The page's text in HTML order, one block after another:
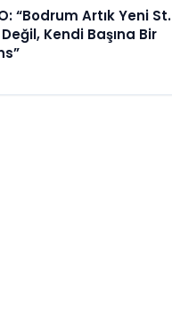
“Bodrum Artık Yeni St.
Kendi Başına Bir